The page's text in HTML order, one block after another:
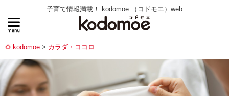
子育て情報満載！ kodomoe （コドモエ）web
kodomoe カラダ・ココロ